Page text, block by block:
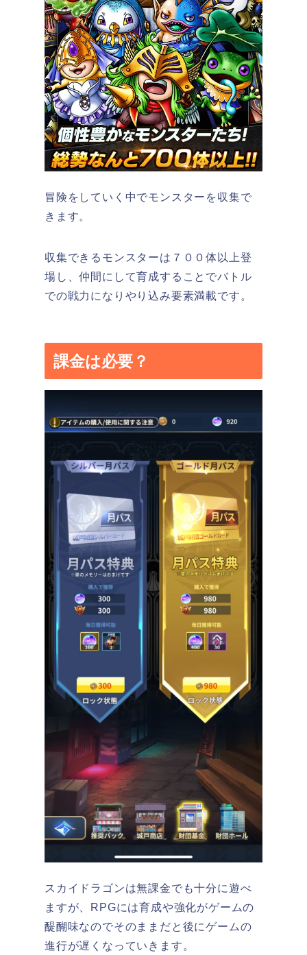
冒険をしていく中でモンスターを収集で
きます。
収集できるモンスターは７００体以上登
場し、仲間にして育成することでバトル
での戦力になりやり込み要素満載です。
課金は必要？
スカイドラゴンは無課金でも十分に遊べ
ますが、RPGには育成や強化がゲームの
醍醐味なのでそのままだと後にゲームの
進行が遅くなっていきます。